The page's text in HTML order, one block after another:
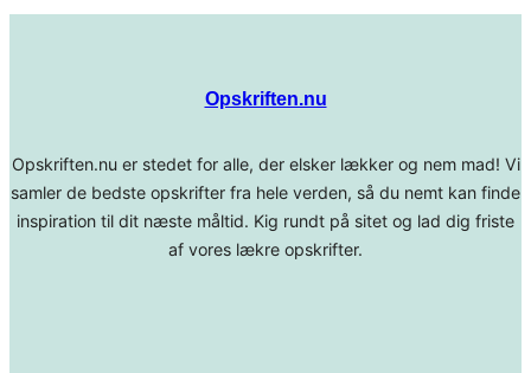
Opskriften.nu
Opskriften.nu er stedet for alle, der elsker lækker og nem mad! Vi
samler de bedste opskrifter fra hele verden, så du nemt kan finde
inspiration til dit næste måltid. Kig rundt på sitet og lad dig friste
af vores lækre opskrifter.